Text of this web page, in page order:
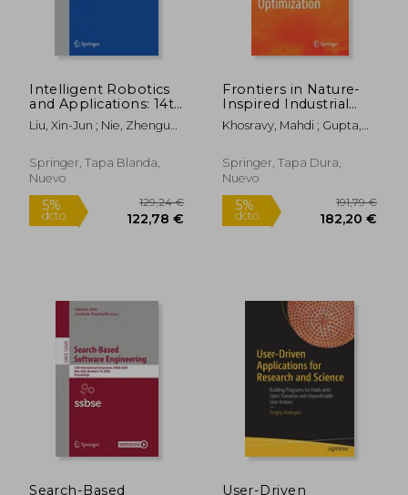
Intelligent Robotics
and Applications: 14th
International
Conference, Icira
October 22-25, 2021,
Proceedings, Part II
Liu, Xin-Jun ; Nie, Zhenguo ;
Springer, Tapa Blanda,
Nuevo
Frontiers in Nature-
Inspired Industrial
Optimization (en
Inglés)
Khosravy, Mahdi ; Gupta,
Springer, Tapa Dura,
Nuevo
Search-Based
User-Driven